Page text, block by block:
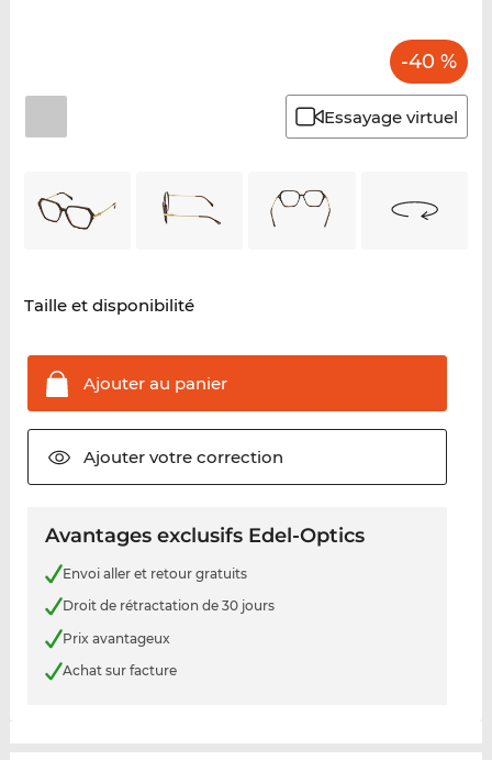
-40 %
Essayage virtuel
Taille et disponibilité
Ajouter au panier
Ajouter votrecorrection
Avantages exclusifs Edel-Optics
Envoi aller et retour gratuits
Droit de rétractation de 30 jours
Prix avantageux
Achat sur facture